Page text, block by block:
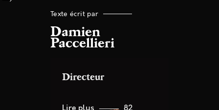
Texte écrit par
Damien
Paccellieri
Directeur